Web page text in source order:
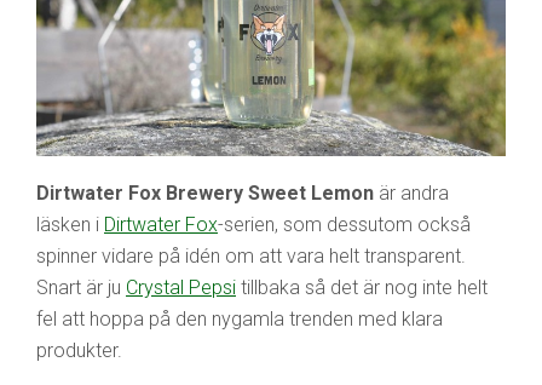
Dirtwater Fox Brewery Sweet Lemon är andra
läsken i Dirtwater Fox-serien, som dessutom också
spinner vidare på idén om att vara helt transparent.
Snart är ju Crystal Pepsi tillbaka så det är nog inte helt
fel att hoppa på den nygamla trenden med klara
produkter.